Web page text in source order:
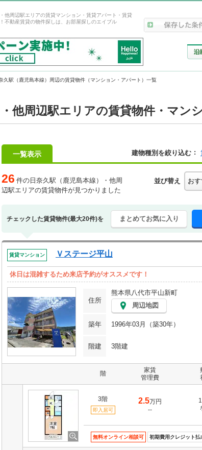
他周辺駅エリアの賃貸マンション・賃貸アパート・賃貸
不動産賃貸の物件探しは、お部屋探しのエイブル
久駅（鹿児島本線）周辺の賃貸物件（マンション・アパート）一覧
他周辺駅エリアの賃貸物件・マン
一覧表示 建物種別を絞り込む
26 件の日奈久駅（鹿児島本線）・他周
辺駅エリアの賃貸物件が見つかりました
並び替え
チェックした賃貸物件(最大20件)を まとめてお気に入り
賃貸マンション Ｖステージ平山
休日は混雑するため来店予約がオススメです！
住所
熊本県八代市平山新町
周辺地図
築年 1996年03月（築30年）
階建 3階建
階
家賃
管理費
3階
即入居可
2.5万円
--
無料オンライン相談可 初期費用クレジット